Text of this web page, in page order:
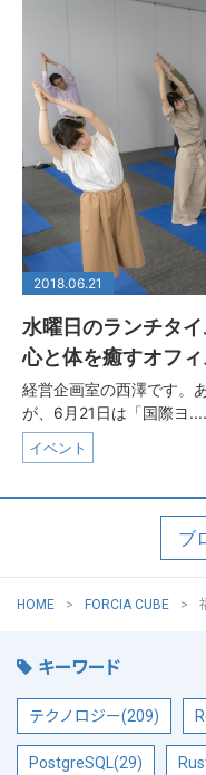
2018.06.21
水曜日のランチタ
心と体を癒すオフ
経営企画室の西澤です。
が、6月21日は「国際ヨ
イベント
ブ
HOME FORCIA CUBE
キーワード
テクノロジー(209)
PostgreSQL(29)